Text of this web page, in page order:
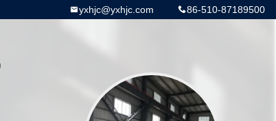
86-510-87189500
yxhjc@yxhjc.com